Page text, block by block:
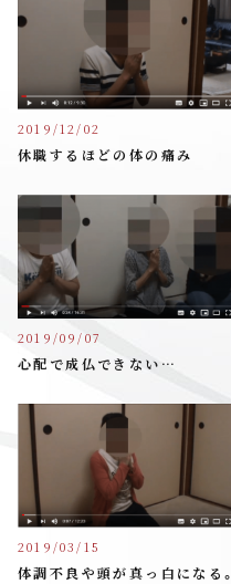
2019/12/02
休職するほどの体の痛み
2019/09/07
心配で成仏できない…
2019/03/15
体調不良や頭が真っ白になる。